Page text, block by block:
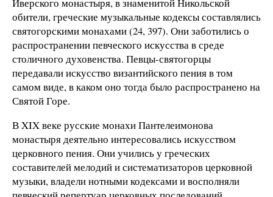
Иверского монастыря, в знаменитой Никольской
обители, греческие музыкальные кодексы составлялись
святогорскими монахами (24, 397). Они заботились о
распространении певческого искусства в среде
столичного духовенства. Певцы-святогорцы
передавали искусство византийского пения в том
самом виде, в каком оно тогда было распространено на
Святой Горе.
В XIX веке русские монахи Пантелеимонова
монастыря деятельно интересовались искусством
церковного пения. Они учились у греческих
составителей мелодий и систематизаторов церковной
музыки, владели нотными кодексами и восполняли